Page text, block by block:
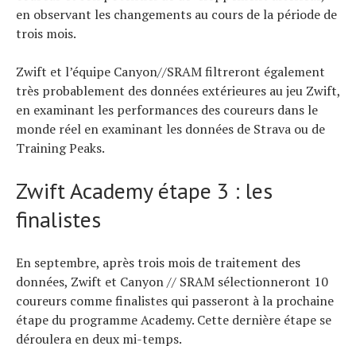
en observant les changements au cours de la période de
trois mois.
Zwift et l’équipe Canyon//SRAM filtreront également
très probablement des données extérieures au jeu Zwift,
en examinant les performances des coureurs dans le
monde réel en examinant les données de Strava ou de
Training Peaks.
Zwift Academy étape 3 : les
finalistes
En septembre, après trois mois de traitement des
données, Zwift et Canyon // SRAM sélectionneront 10
coureurs comme finalistes qui passeront à la prochaine
étape du programme Academy. Cette dernière étape se
déroulera en deux mi-temps.